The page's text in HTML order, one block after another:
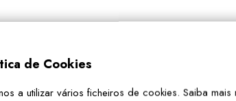
de Cookies
a utilizar vários ficheiros de cookies. Saiba mais